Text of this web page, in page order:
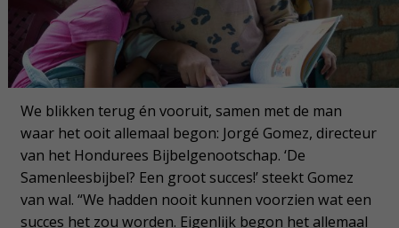
We blikken terug én vooruit, samen met de man
waar het ooit allemaal begon: Jorgé Gomez, directeur
van het Hondurees Bijbelgenootschap. ‘De
Samenleesbijbel? Een groot succes!’ steekt Gomez
van wal. “We hadden nooit kunnen voorzien wat een
succes het zou worden. Eigenlijk begon het allemaal